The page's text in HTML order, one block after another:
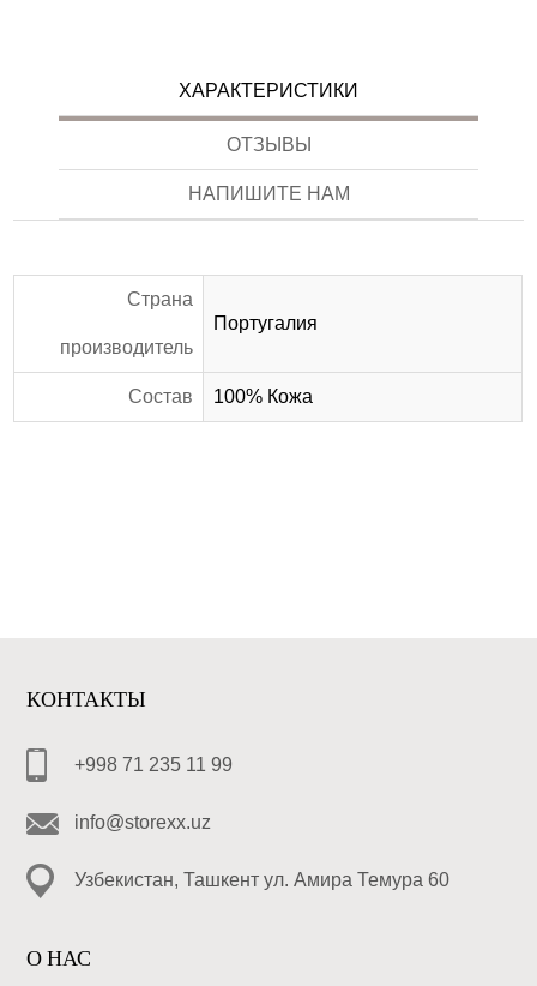
ХАРАКТЕРИСТИКИ
ОТЗЫВЫ
НАПИШИТЕ НАМ
Страна
производитель
Португалия
Состав 100% Кожа
КОНТАКТЫ
+998 71 235 11 99
info@storexx.uz
Узбекистан, Ташкент ул. Амира Темура 60
О НАС